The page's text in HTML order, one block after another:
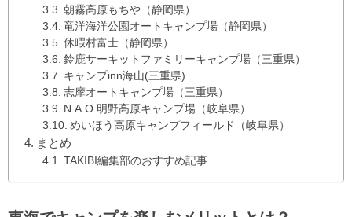
朝霧高原もちや（静岡県）
竜洋海洋公園オートキャンプ場（静岡県）
休暇村富士（静岡県）
鈴鹿サーキットファミリーキャンプ場（三重県）
キャンプinn海山(三重県)
志摩オートキャンプ場（三重県）
N.A.O.明野高原キャンプ場（岐阜県）
めいほう高原キャンプフィールド（岐阜県）
まとめ
TAKIBI編集部のおすすめ記事